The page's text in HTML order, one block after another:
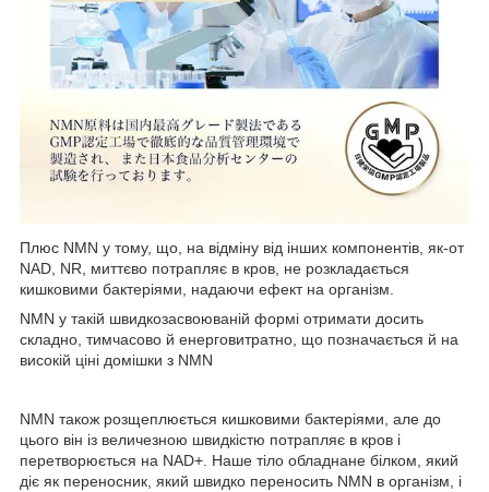
Плюс NMN у тому, що, на відміну від інших компонентів, як-от
NAD, NR, миттєво потрапляє в кров, не розкладається
кишковими бактеріями, надаючи ефект на організм.
NMN у такій швидкозасвоюваній формі отримати досить
складно, тимчасово й енерговитратно, що позначається й на
високій ціні домішки з NMN
NMN також розщеплюється кишковими бактеріями, але до
цього він із величезною швидкістю потрапляє в кров і
перетворюється на NAD+. Наше тіло обладнане білком, який
діє як переносник, який швидко переносить NMN в організм, і